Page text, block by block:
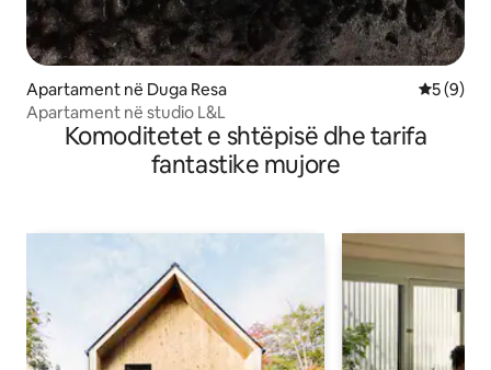
Apartament në Duga Resa
5 (9)
Apartament në studio L&L
Komoditetet e shtëpisë dhe tarifa
fantastike mujore